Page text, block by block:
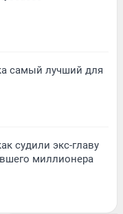
самый лучший для
судили экс-главу
миллионера